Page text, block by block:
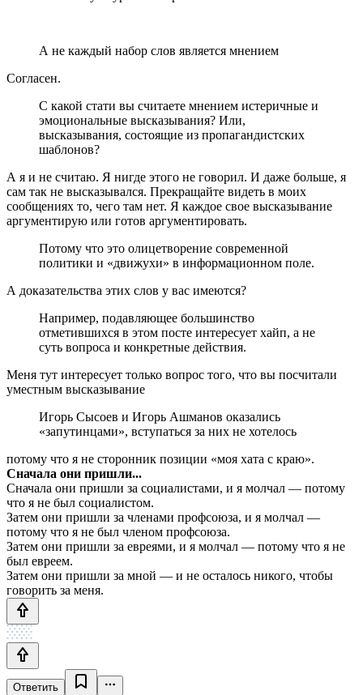
А не каждый набор слов является мнением
Согласен.
С какой стати вы считаете мнением истеричные и
эмоциональные высказывания? Или,
высказывания, состоящие из пропагандистских
шаблонов?
А я и не считаю. Я нигде этого не говорил. И даже больше, я
сам так не высказывался. Прекращайте видеть в моих
сообщениях то, чего там нет. Я каждое свое высказывание
аргументирую или готов аргументировать.
Потому что это олицетворение современной
политики и «движухи» в информационном поле.
А доказательства этих слов у вас имеются?
Например, подавляющее большинство
отметившихся в этом посте интересует хайп, а не
суть вопроса и конкретные действия.
Меня тут интересует только вопрос того, что вы посчитали
уместным высказывание
Игорь Сысоев и Игорь Ашманов оказались
«запутинцами», вступаться за них не хотелось
потому что я не сторонник позиции «моя хата с краю».
Сначала они пришли...
Сначала они пришли за социалистами, и я молчал — потому
что я не был социалистом.
Затем они пришли за членами профсоюза, и я молчал —
потому что я не был членом профсоюза.
Затем они пришли за евреями, и я молчал — потому что я не
был евреем.
Затем они пришли за мной — и не осталось никого, чтобы
говорить за меня.
Ответить